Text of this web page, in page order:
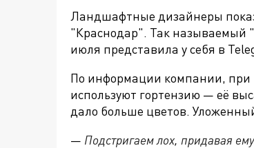
Ландшафтные дизайнеры
"Краснодар". Так называемый
июля представила у себя в
По информации компании, при
используют гортензию — её
дало больше цветов.
— Подстригаем лох, придавая